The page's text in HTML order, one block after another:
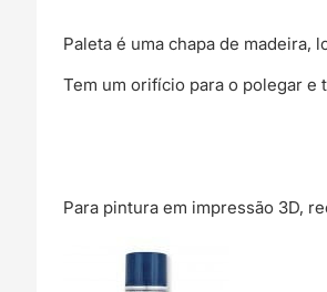
Paleta é uma chapa de madeira,
Tem um orifício para o polegar e
Para pintura em impressão 3D,